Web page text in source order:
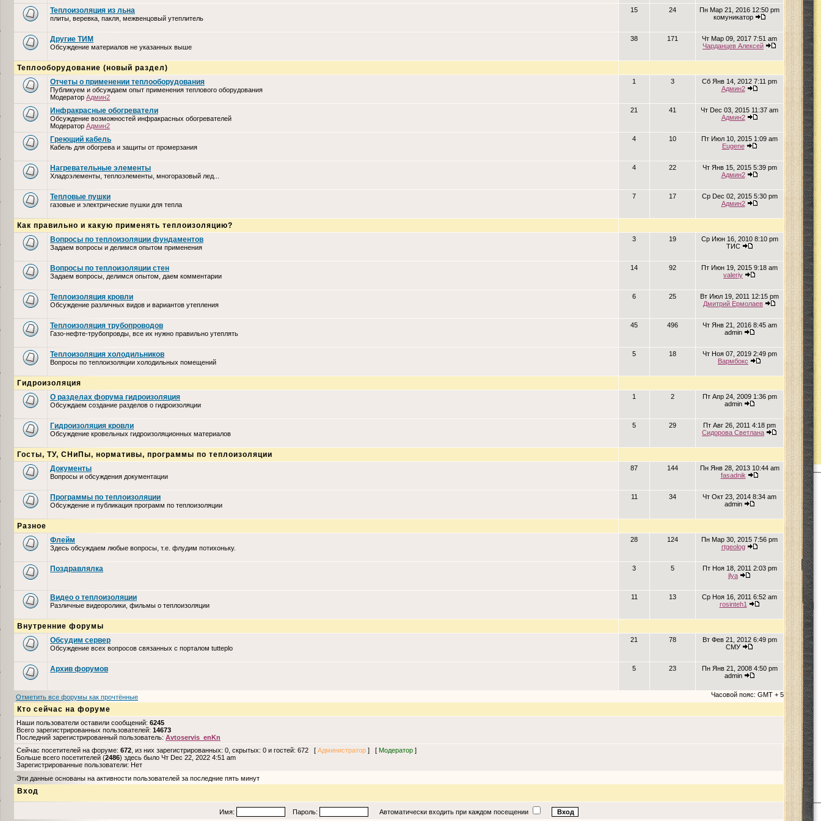
Теплоизоляция из льна
плиты, веревка, пакля, межвенцовый утеплитель
15 24
Пн Мар 21, 2016 12:50 pm
комуникатор
Другие ТИМ
Обсуждение материалов не указанных выше
38 171
Чт Мар 09, 2017 7:51 am
Чарданцев Алексей
Теплооборудование (новый раздел)
Отчеты о применении теплооборудования
Публикуем и обсуждаем опыт применения теплового оборудования
Модератор Админ2
1 3
Сб Янв 14, 2012 7:11 pm
Админ2
Инфракрасные обогреватели
Обсуждение возможностей инфракрасных обогревателей
Модератор Админ2
21 41
Чт Dec 03, 2015 11:37 am
Админ2
Греющий кабель
Кабель для обогрева и защиты от промерзания
4 10
Пт Июл 10, 2015 1:09 am
Eugene
Нагревательные элементы
Хладоэлементы, теплоэлементы, многоразовый лед...
4 22
Чт Янв 15, 2015 5:39 pm
Админ2
Тепловые пушки
газовые и электрические пушки для тепла
7 17
Ср Dec 02, 2015 5:30 pm
Админ2
Как правильно и какую применять теплоизоляцию?
Вопросы по теплоизоляции фундаментов
Задаем вопросы и делимся опытом применения
3 19
Ср Июн 16, 2010 8:10 pm
ТИС
Вопросы по теплоизоляции стен
Задаем вопросы, делимся опытом, даем комментарии
14 92
Пт Июн 19, 2015 9:18 am
valeriy
Теплоизоляция кровли
Обсуждение различных видов и вариантов утепления
6 25
Вт Июл 19, 2011 12:15 pm
Дмитрий Ермолаев
Теплоизоляция трубопроводов
Газо-нефте-трубопровды, все их нужно правильно утеплять
45 496
Чт Янв 21, 2016 8:45 am
admin
Теплоизоляция холодильников
Вопросы по теплоизоляции холодильных помещений
5 18
Чт Ноя 07, 2019 2:49 pm
Вармбокс
Гидроизоляция
О разделах форума гидроизоляция
Обсуждаем создание разделов о гидроизоляции
1 2
Пт Апр 24, 2009 1:36 pm
admin
Гидроизоляция кровли
Обсуждение кровельных гидроизоляционных материалов
5 29
Пт Авг 26, 2011 4:18 pm
Сидорова Светлана
Госты, ТУ, СНиПы, нормативы, программы по теплоизоляции
Документы
Вопросы и обсуждения документации
87 144
Пн Янв 28, 2013 10:44 am
fasadnik
Программы по теплоизоляции
Обсуждение и публикация программ по теплоизоляции
11 34
Чт Окт 23, 2014 8:34 am
admin
Разное
Флейм
Здесь обсуждаем любые вопросы, т.е. флудим потихоньку.
28 124
Пн Мар 30, 2015 7:56 pm
rtgeolog
Поздравлялка 3 5
Пт Ноя 18, 2011 2:03 pm
ilya
Видео о теплоизоляции
Различные видеоролики, фильмы о теплоизоляции
11 13
Ср Ноя 16, 2011 6:52 am
rosinteh1
Внутренние форумы
Обсудим сервер
Обсуждение всех вопросов связанных с порталом tutteplo
21 78
Вт Фев 21, 2012 6:49 pm
СМУ
Архив форумов 5 23
Пн Янв 21, 2008 4:50 pm
admin
Отметить все форумы как прочтённые Часовой пояс: GMT + 5
Кто сейчас на форуме
Наши пользователи оставили сообщений: 6245
Всего зарегистрированных пользователей: 14673
Последний зарегистрированный пользователь: Avtoservis_enKn
Сейчас посетителей на форуме: 672 , из них зарегистрированных: 0, скрытых: 0 и гостей: 672 [ Администратор ] [ Модератор ]
Больше всего посетителей (2486) здесь было Чт Dec 22, 2022 4:51 am
Зарегистрированные пользователи: Нет
Эти данные основаны на активности пользователей за последние пять минут
Вход
Имя: Пароль: Автоматически входить при каждом посещении